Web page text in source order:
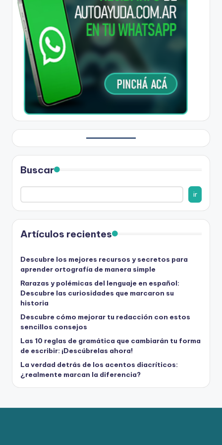
Buscar
ir
Artículos recientes
Descubre los mejores recursos y secretos para
aprender ortografía de manera simple
Rarazas y polémicas del lenguaje en español:
Descubre las curiosidades que marcaron su
historia
Descubre cómo mejorar tu redacción con estos
sencillos consejos
Las 10 reglas de gramática que cambiarán tu forma
de escribir: ¡Descúbrelas ahora!
La verdad detrás de los acentos diacríticos:
¿realmente marcan la diferencia?